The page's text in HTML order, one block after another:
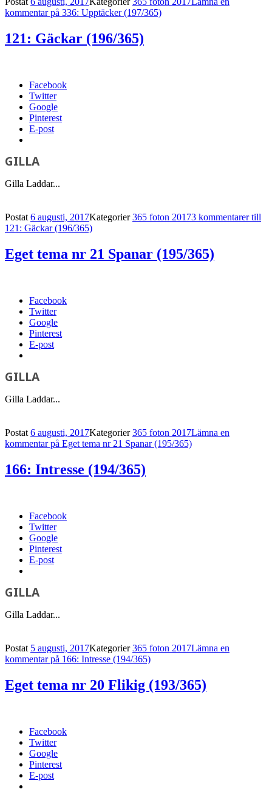
kommentarpå 336: Upptäcker (197/365)
121: Gäckar (196/365)
Facebook
Twitter
Google
Pinterest
E-post
GILLA
Gilla Laddar...
Postat 6 augusti, 2017Kategorier365 foton 20173 kommentarertill
121: Gäckar (196/365)
Eget tema nr 21 Spanar (195/365)
Facebook
Twitter
Google
Pinterest
E-post
GILLA
Gilla Laddar...
Postat 6 augusti, 2017Kategorier365 foton 2017Lämna en
kommentarpå Eget tema nr 21 Spanar (195/365)
166: Intresse (194/365)
Facebook
Twitter
Google
Pinterest
E-post
GILLA
Gilla Laddar...
Postat 5 augusti, 2017Kategorier365 foton 2017Lämna en
kommentarpå 166: Intresse (194/365)
Eget tema nr 20 Flikig (193/365)
Facebook
Twitter
Google
Pinterest
E-post